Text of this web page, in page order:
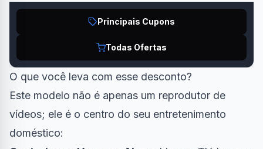
Principais Cupons
Todas Ofertas
O que você leva com esse desconto?
Este modelo não é apenas um reprodutor de
vídeos; ele é o centro do seu entretenimento
doméstico: